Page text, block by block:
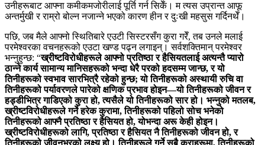
उनीहरूबाट आफ्ना कमीकमजोरीलाई पूर्ति गर्न सिकेँ। म त्यस उप्रान्त आफू
अन्तर्मुखी र राम्रो बोल्न नजान्ने भएको कारण हीन र दुःखी महसुस गर्दिनथेँ।
पछि, जब मैले आफ्नो स्थितिबारे एउटी सिस्टरसँग कुरा गरेँ, तब उनले मलाई
परमेश्‍वरका वचनहरूको एउटा खण्ड पढ्न लगाइन्। सर्वशक्तिमान्‌ परमेश्‍वर
भन्‍नुहुन्छ: “ख्रीष्टविरोधीहरूले आफ्नो प्रतिष्ठा र हैसियतलाई अत्यन्तै प्यारो
ठान्ने कार्य सामान्य मानिसहरूको भन्दा धेरै परको हदसम्म जान्छ, र यो
तिनीहरूको स्वभाव सारभित्रै रहेको हुन्छ; यो तिनीहरूको अस्थायी रुचि वा
तिनीहरूको पर्यावरणले पारेको क्षणिक प्रभाव होइन—यो तिनीहरूको जीवन र
हड्डीभित्र गाडिएको कुरा हो, त्यसैले यो तिनीहरूको सार हो। भन्नुको मतलब,
ख्रीष्टविरोधीहरूले गर्ने हरेक कुरामा, तिनीहरूको पहिलो सोच भनेको
तिनीहरूको आफ्नै प्रतिष्ठा र हैसियत हो, योभन्दा अरू केही होइन।
ख्रीष्टविरोधीहरूको लागि, प्रतिष्ठा र हैसियत नै तिनीहरूको जीवन हो, र
तिनीहरूको जीवनभरको लक्ष्य हो। तिनीहरूले गर्ने सबै कुराहरूमा, तिनीहरूको